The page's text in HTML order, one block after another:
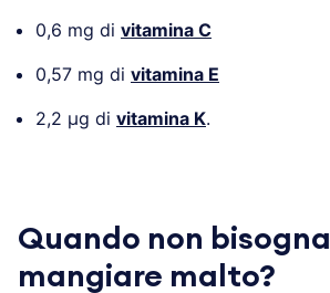
0,6 mg di vitamina C
0,57 mg di vitamina E
2,2 µg di vitamina K.
Quando non bisogna
mangiare malto?